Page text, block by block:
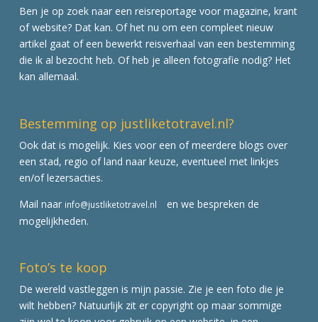
Ben je op zoek naar een reisreportage voor magazine, krant
of website? Dat kan. Of het nu om een compleet nieuw
artikel gaat of een bewerkt reisverhaal van een bestemming
die ik al bezocht heb. Of heb je alleen fotografie nodig? Het
kan allemaal.
Bestemming op justliketotravel.nl?
Ook dat is mogelijk. Kies voor een of meerdere blogs over
een stad, regio of land naar keuze, eventueel met linkjes
en/of lezersacties.
Mail naar info@justliketotravel.nl
en we bespreken de
mogelijkheden.
Foto’s te koop
De wereld vastleggen is mijn passie. Zie je een foto die je
wilt hebben? Natuurlijk zit er copyright op maar sommige